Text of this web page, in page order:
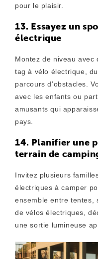
pour le plaisir.
13. Essayez un
électrique
Montez de niveau avec
tag à vélo électrique,
parcours d’obstacles.
avec les enfants ou
amusants qui
pays.
14. Planifier une
terrain de
Invitez plusieurs
électriques à camper
ensemble entre tentes,
de vélos électriques,
une sortie lumineuse